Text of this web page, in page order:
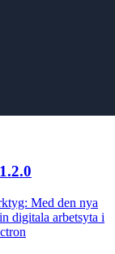
Med den nya
digitala arbetsyta i